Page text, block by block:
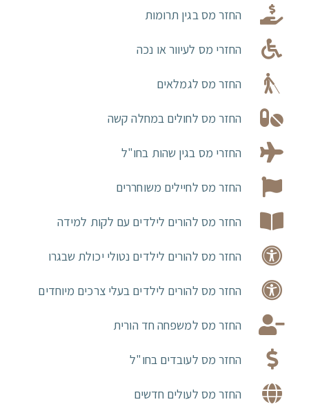
החזר מס בגין תרומות
החזרי מס לעיוור או נכה
החזר מס לגמלאים
החזר מס לחולים במחלה קשה
החזרי מס בגין שהות בחו"ל
החזר מס לחיילים משוחררים
החזר מס להורים לילדים עם לקות למידה
החזר מס להורים לילדים נטולי יכולת שבגרו
החזר מס להורים לילדים בעלי צרכים מיוחדים
החזר מס למשפחה חד הורית
החזר מס לעובדים בחו"ל
החזר מס לעולים חדשים